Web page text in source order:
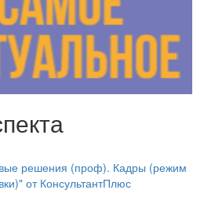
решения (проф). Кадры (режим
от КонсультантПлюс